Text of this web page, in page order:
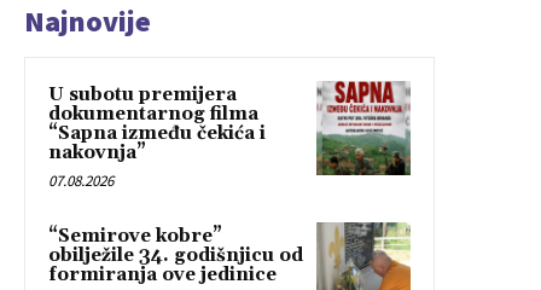
Najnovije
U subotu premijera
dokumentarnog filma
“Sapna između čekića i
nakovnja”
07.08.2026
“Semirove kobre”
obilježile 34. godišnjicu od
formiranja ove jedinice